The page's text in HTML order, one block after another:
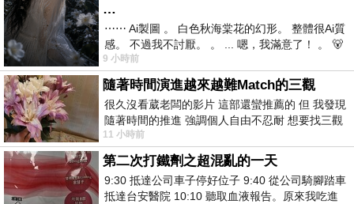
…
⋯⋯ Ai製圖 。 白色秋海棠花的幻形。 整體很Ai質
感。 不過我不討厭。 。 ... 嗯，我滿意了！ 。 🐻
昨中
9 小時前
隨著時間演進越來越難Match的三觀
很久沒看葳老闆的影片 這部還蠻推薦的 但 我發現
隨著時間的推進 強調個人自由不忍耐 想要找三觀
接近的不要說對象 連朋友都超
11 小時前
第二次打鐵劑之超混亂的一天
9:30 抵達公司車子停好位子 9:40 從公司騎腳踏車
抵達台安醫院 10:10 聽取血液報告。原來我吃進